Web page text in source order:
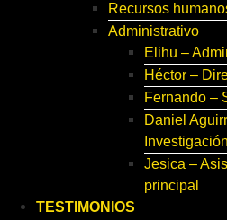
Recursos
Administrativo
Elihu –
Héctor –
Fernando –
Daniel
Jesica –
principal
TESTIMONIOS